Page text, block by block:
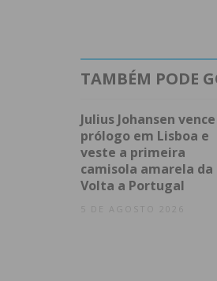
TAMBÉM PODE
Julius Johansen vence
prólogo em Lisboa e
veste a primeira
camisola amarela da
Volta a Portugal
5 DE AGOSTO 2026